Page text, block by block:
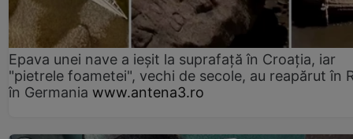
Epava unei nave a ieșit la suprafață în Croația, iar
"pietrele foametei", vechi de secole, au reapărut în
în Germania www.antena3.ro